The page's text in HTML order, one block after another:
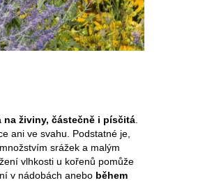
živiny, částečně i písčitá
ani ve svahu. Podstatné je,
srážek a malým
vlhkosti u kořenů pomůže
v nádobách anebo během